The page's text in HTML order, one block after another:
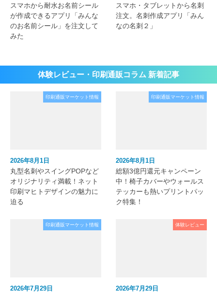
スマホから耐水お名前シール
が作成できるアプリ「みんな
のお名前シール」を注文して
みた
スマホ・タブレットから名刺
注文。名刺作成アプリ「みん
なの名刺２」
体験レビュー・印刷通販コラム 新着記事
印刷通販マーケット情報
2026年8月1日
丸型名刺やスイングPOPなど
オリジナリティ満載！ネット
印刷マヒトデザインの魅力に
迫る
印刷通販マーケット情報
2026年8月1日
総額3億円還元キャンペーン
中！椅子カバーやウォールス
テッカーも熱いプリントパッ
ク特集！
印刷通販マーケット情報
2026年7月29日
体験レビュー
2026年7月29日